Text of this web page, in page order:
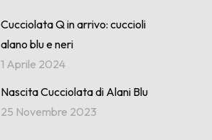
Cucciolata Q in arrivo: cuccioli
alano blu e neri
1 Aprile 2024
Nascita Cucciolata di Alani Blu
25 Novembre 2023